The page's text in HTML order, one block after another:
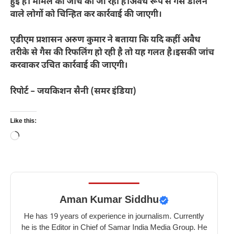
वाले लोगों को चिन्हित कर कार्रवाई की जाएगी।
एडीएम प्रशासन अरुण कुमार ने बताया कि यदि कहीं अवैध
तरीके से गैस की रिफलिंग हो रही है तो यह गलत है।इसकी जांच
करवाकर उचित कार्रवाई की जाएगी।
रिपोर्ट – जयकिशन सैनी (समर इंडिया)
Like this:
Loading…
Aman Kumar Siddhu
He has 19 years of experience in journalism. Currently
he is the Editor in Chief of Samar India Media Group. He